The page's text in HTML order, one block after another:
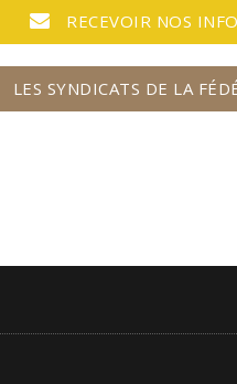
RECEVOIR NOS
LES SYNDICATS DE LA